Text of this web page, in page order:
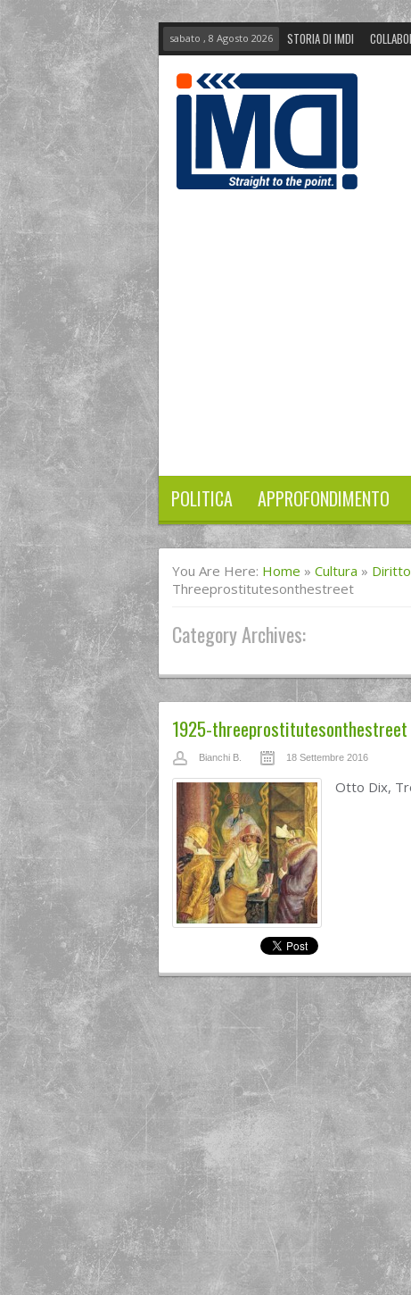
sabato , 8 Agosto 2026 STORIA DI IMDI
POLITICA APPROFONDIMENTO
You Are Here: Home » Cultura » Diritto
Threeprostitutesonthestreet
Category Archives:
1925-threeprostitutesonthestreet
Bianchi B. 18 Settembre 2016
Otto Dix,